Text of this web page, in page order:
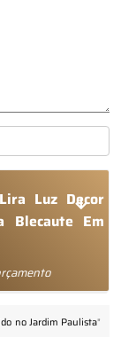
Luz Decor
Blecaute Em
no Jardim Paulista"